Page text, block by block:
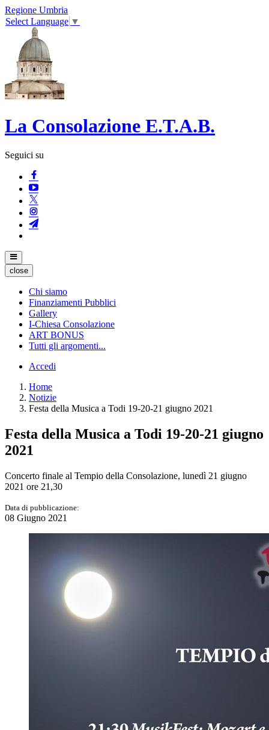
Regione Umbria
Select Language ▼
La Consolazione E.T.A.B.
Seguici su
close
Chi siamo
Finanziamenti Pubblici
Gallery
I-Chiesa Consolazione
ART BONUS
Tutti gli argomenti...
Accedi
Home
Notizie
Festa della Musica a Todi 19-20-21 giugno 2021
Festa della Musica a Todi 19-20-21 giugno
2021
Concerto finale al Tempio della Consolazione, lunedì 21 giugno
2021 ore 21,30
Data di pubblicazione:
08 Giugno 2021